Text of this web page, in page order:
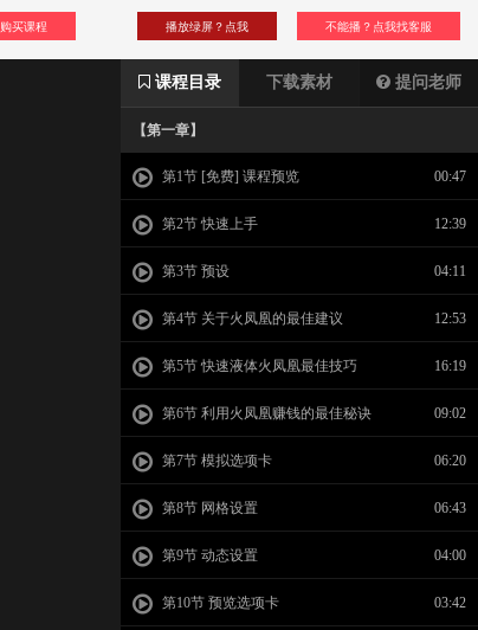
购买课程 不能播？点我找客服
播放绿屏？点我
课程目录 下载素材 提问老师
【第一章】
第1节 [免费] 课程预览 00:47
第2节 快速上手 12:39
第3节 预设 04:11
第4节 关于火凤凰的最佳建议 12:53
第5节 快速液体火凤凰最佳技巧 16:19
第6节 利用火凤凰赚钱的最佳秘诀 09:02
第7节 模拟选项卡 06:20
第8节 网格设置 06:43
第9节 动态设置 04:00
第10节 预览选项卡 03:42